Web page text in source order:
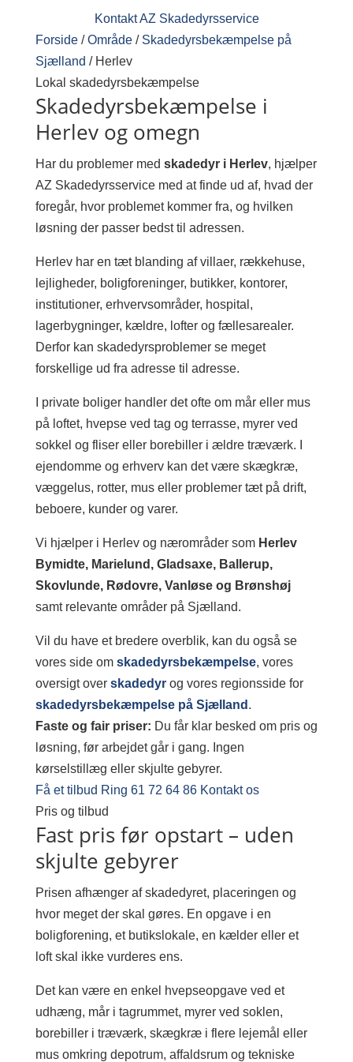
Kontakt AZ Skadedyrsservice
Forside / Område / Skadedyrsbekæmpelse på
Sjælland / Herlev
Lokal skadedyrsbekæmpelse
Skadedyrsbekæmpelse i
Herlev og omegn
Har du problemer med skadedyr i Herlev, hjælper
AZ Skadedyrsservice med at finde ud af, hvad der
foregår, hvor problemet kommer fra, og hvilken
løsning der passer bedst til adressen.
Herlev har en tæt blanding af villaer, rækkehuse,
lejligheder, boligforeninger, butikker, kontorer,
institutioner, erhvervsområder, hospital,
lagerbygninger, kældre, lofter og fællesarealer.
Derfor kan skadedyrsproblemer se meget
forskellige ud fra adresse til adresse.
I private boliger handler det ofte om mår eller mus
på loftet, hvepse ved tag og terrasse, myrer ved
sokkel og fliser eller borebiller i ældre træværk. I
ejendomme og erhverv kan det være skægkræ,
væggelus, rotter, mus eller problemer tæt på drift,
beboere, kunder og varer.
Vi hjælper i Herlev og nærområder som Herlev
Bymidte, Marielund, Gladsaxe, Ballerup,
Skovlunde, Rødovre, Vanløse og Brønshøj
samt relevante områder på Sjælland.
Vil du have et bredere overblik, kan du også se
vores side om skadedyrsbekæmpelse, vores
oversigt over skadedyrog vores regionsside for
skadedyrsbekæmpelse på Sjælland .
Faste og fair priser: Du får klar besked om pris og
løsning, før arbejdet går i gang. Ingen
kørselstillæg eller skjulte gebyrer.
Få et tilbud Ring 61 72 64 86 Kontakt os
Pris og tilbud
Fast pris før opstart – uden
skjulte gebyrer
Prisen afhænger af skadedyret, placeringen og
hvor meget der skal gøres. En opgave i en
boligforening, et butikslokale, en kælder eller et
loft skal ikke vurderes ens.
Det kan være en enkel hvepseopgave ved et
udhæng, mår i tagrummet, myrer ved soklen,
borebiller i træværk, skægkræ i flere lejemål eller
mus omkring depotrum, affaldsrum og tekniske